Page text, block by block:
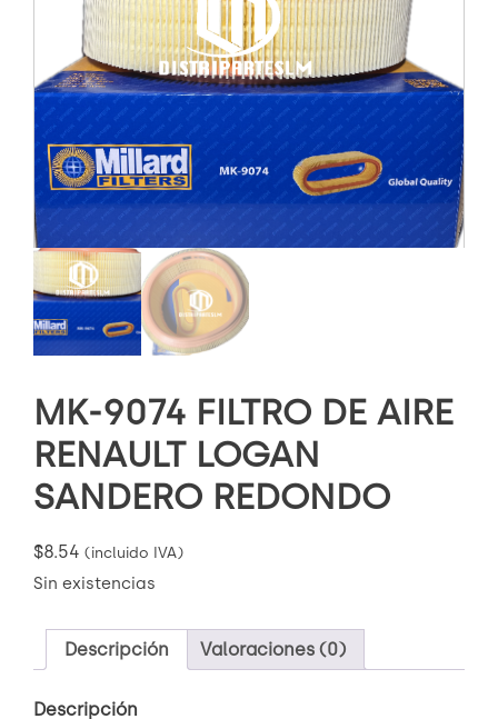
MK-9074 FILTRO DE AIRE
RENAULT LOGAN
SANDERO REDONDO
$8.54 (incluido IVA)
Sin existencias
Descripción Valoraciones (0)
Descripción